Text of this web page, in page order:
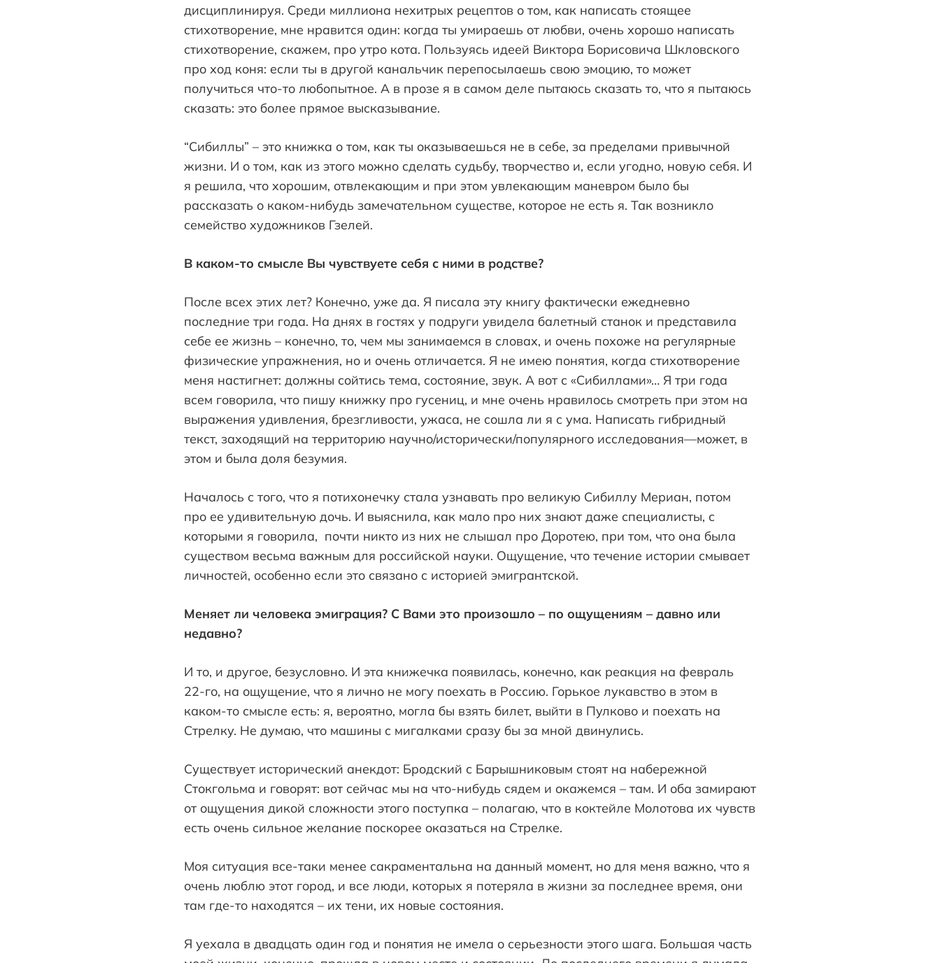
дисциплинируя. Среди миллиона нехитрых рецептов о том, как написать стоящее
стихотворение, мне нравится один: когда ты умираешь от любви, очень хорошо написать
стихотворение, скажем, про утро кота. Пользуясь идеей Виктора Борисовича Шкловского
про ход коня: если ты в другой канальчик перепосылаешь свою эмоцию, то может
получиться что-то любопытное. А в прозе я в самом деле пытаюсь сказать то, что я пытаюсь
сказать: это более прямое высказывание.
“Сибиллы” – это книжка о том, как ты оказываешься не в себе, за пределами привычной
жизни. И о том, как из этого можно сделать судьбу, творчество и, если угодно, новую себя. И
я решила, что хорошим, отвлекающим и при этом увлекающим маневром было бы
рассказать о каком-нибудь замечательном существе, которое не есть я. Так возникло
семейство художников Гзелей.
В каком-то смысле Вы чувствуете себя с ними в родстве?
После всех этих лет? Конечно, уже да. Я писала эту книгу фактически ежедневно
последние три года. На днях в гостях у подруги увидела балетный станок и представила
себе ее жизнь – конечно, то, чем мы занимаемся в словах, и очень похоже на регулярные
физические упражнения, но и очень отличается. Я не имею понятия, когда стихотворение
меня настигнет: должны сойтись тема, состояние, звук. А вот с «Сибиллами»… Я три года
всем говорила, что пишу книжку про гусениц, и мне очень нравилось смотреть при этом на
выражения удивления, брезгливости, ужаса, не сошла ли я с ума. Написать гибридный
текст, заходящий на территорию научно/исторически/популярного исследования—может, в
этом и была доля безумия.
Началось с того, что я потихонечку стала узнавать про великую Сибиллу Мериан, потом
про ее удивительную дочь. И выяснила, как мало про них знают даже специалисты, с
которыми я говорила, почти никто из них не слышал про Доротею, при том, что она была
существом весьма важным для российской науки. Ощущение, что течение истории смывает
личностей, особенно если это связано с историей эмигрантской.
Меняет ли человека эмиграция? С Вами это произошло – по ощущениям – давно или
недавно?
И то, и другое, безусловно. И эта книжечка появилась, конечно, как реакция на февраль
22-го, на ощущение, что я лично не могу поехать в Россию. Горькое лукавство в этом в
каком-то смысле есть: я, вероятно, могла бы взять билет, выйти в Пулково и поехать на
Стрелку. Не думаю, что машины с мигалками сразу бы за мной двинулись.
Существует исторический анекдот: Бродский с Барышниковым стоят на набережной
Стокгольма и говорят: вот сейчас мы на что-нибудь сядем и окажемся – там. И оба замирают
от ощущения дикой сложности этого поступка – полагаю, что в коктейле Молотова их чувств
есть очень сильное желание поскорее оказаться на Стрелке.
Моя ситуация все-таки менее сакраментальна на данный момент, но для меня важно, что я
очень люблю этот город, и все люди, которых я потеряла в жизни за последнее время, они
там где-то находятся – их тени, их новые состояния.
Я уехала в двадцать один год и понятия не имела о серьезности этого шага. Большая часть